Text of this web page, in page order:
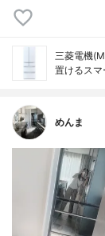
三菱電機
置けるス
めんま